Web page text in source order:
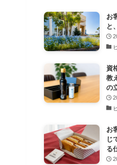
お
と
資
教
の
お
じ
る